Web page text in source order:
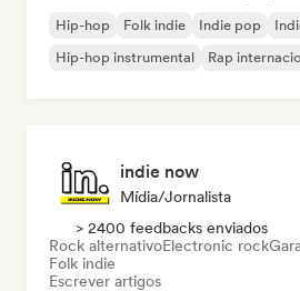
Hip-hop Folk indie Indie pop
Hip-hop instrumental
Rap
indie now
Mídia/Jornalista
> 2400 feedbacks enviados
Rock alternativoElectronic rock
Folk indie
Escrever artigos